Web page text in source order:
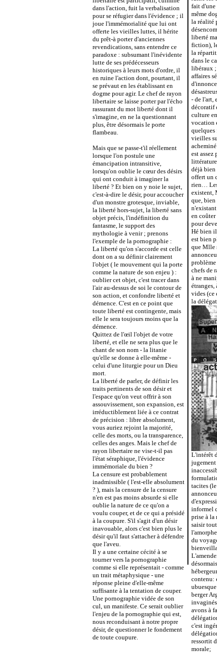
dans l'action, fuit la verbalisation
pour se réfugier dans l'évidence ; il
joue l'immémorialité que lui ont
offerte les vieilles luttes, il hérite
du prêt-à porter d'anciennes
revendications, sans entendre ce
paradoxe : subsumant l'inévidente
lutte de ses prédécesseurs
historiques à leurs mots d'ordre, il
en ruine l'action dont, pourtant, il
se prévaut en les établissant en
dogme pour agir. Le chef de rayon
libertaire se laisse porter par l'écho
rassurant du mot liberté dont il
s'imagine, en ne la questionnant
plus, être désormais le porte
flambeau.
Mais que se passe-t'il réellement
lorsque l'on postule une
émancipation intransitive,
lorsqu'on oublie le cœur des désirs
qui ont conduit à imaginer la
liberté ? Et bien on y noie le sujet,
c'est-à-dire le désir, pour accoucher
d'un monstre grotesque, inviable,
la liberté hors-sujet, la liberté sans
objet précis, l'indéfinition du
fantasme, le support des
mythologie à venir ; prenons
l'exemple de la pornographie :
La liberté qu'on s'accorde est celle
dont on a su définir clairement
l'objet ( le mouvement qui la porte
comme la nature de son enjeu ) :
oublier cet objet, c'est tracer dans
l'air au-dessus de soi le contour de
son action, et confondre liberté et
démence. C'est en ce point que
toute liberté est contingente, mais
elle le sera toujours moins que la
démence.
Quittez de l'œil l'objet de votre
liberté, et elle ne sera plus que le
chant de son nom - la litanie
qu'elle se donne à elle-même -
celui d'une liturgie pour un Dieu
mort.
La liberté de parler, de définir les
traits pertinents de son désir et
l'espace qu'on veut offrir à son
assouvissement, son expansion, est
irréductiblement liée à ce contrat
de précision : libre absolument,
vous auriez rejoint la majorité,
celle des morts, ou la transparence,
celles des anges. Mais le chef de
rayon libertaire ne vise-t-il pas
l'état séraphique, l'évidence
immémoriale du bien ?
La censure est probablement
inadmissible ( l'est-elle absolument
? ), mais la censure de la censure
n'en est pas moins absurde si elle
oublie la nature de ce qu'on a
voulu couper, et de ce qui a présidé
à la coupure. S'il s'agit d'un désir
inavouable, alors c'est bien plus le
désir qu'il faut s'attacher à défendre
que l'aveu.
Il y a une certaine cécité à se
tourner vers la pornographie
comme si elle représentait - comme
un trait métaphysique - une
réponse pleine d'elle-même
suffisante à la tentation de couper.
Une pornographie vidée de son
cul, un manifeste. Ce serait oublier
l'enjeu de la pornographie qui est,
nous reconduisant à notre propre
désir, de questionner le fondement
de toute coupure.
fait d'une
même
la réalité
liberté
fiction),
la
dans le
libéraux
affaires
- de l'art,
décoratif
culture
vocation
quelques
vieilles
est assez
déjà bien
offert un
rien…
existent,
que,
en coûter
pour
Hé bien
est bien
que Mlle
chefs de
à ne
étranges,
vides (ce
la
L'intérêt
jugement
tacites
informel
prise à
saisir
du
contenu:
berger
avons à
c'est
ressortit
morale;